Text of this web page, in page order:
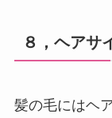
８，ヘアサ
髪の毛にはヘ